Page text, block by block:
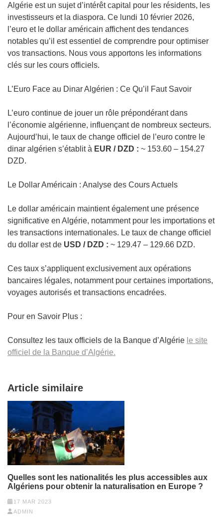
Algérie est un sujet d’intérêt capital pour les résidents, les
investisseurs et la diaspora. Ce lundi 10 février 2026,
l’euro et le dollar américain affichent des tendances
notables qu’il est essentiel de comprendre pour optimiser
vos transactions. Nous vous apportons les informations
clés sur les cours officiels.
L’Euro Face au Dinar Algérien : Ce Qu’il Faut Savoir
L’euro continue de jouer un rôle prépondérant dans
l’économie algérienne, influençant de nombreux secteurs.
Aujourd’hui, le taux de change officiel de l’euro contre le
dinar algérien s’établit à EUR / DZD : ~ 153.60 – 154.27
DZD.
Le Dollar Américain : Analyse des Cours Actuels
Le dollar américain maintient également une présence
significative en Algérie, notamment pour les importations et
les transactions internationales. Le taux de change officiel
du dollar est de USD / DZD : ~ 129.47 – 129.66 DZD.
Ces taux s’appliquent exclusivement aux opérations
bancaires légales, notamment pour certaines importations,
voyages autorisés et transactions encadrées.
Pour en Savoir Plus :
Consultez les taux officiels de la Banque d’Algérie le site
officiel de la Banque d’Algérie.
Article similaire
Quelles sont les nationalités les plus accessibles aux
Algériens pour obtenir la naturalisation en Europe ?
17 MAR 2023
ADMIN